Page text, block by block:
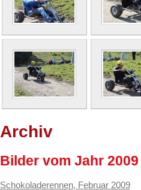
Archiv
Bilder vom Jahr 2009
Schokoladerennen, Februar 2009